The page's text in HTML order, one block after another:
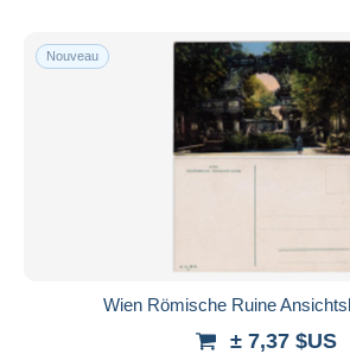
Nouveau
Wien Römische Ruine
± 7,37 $US